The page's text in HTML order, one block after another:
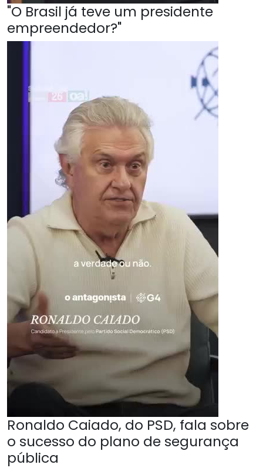
"O Brasil já teve um presidente
empreendedor?"
Ronaldo Caiado, do PSD, fala sobre
o sucesso do plano de segurança
pública